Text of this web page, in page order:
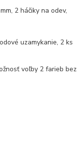
2 háčiky na odev,
uzamykanie, 2 ks
voľby 2 farieb bez